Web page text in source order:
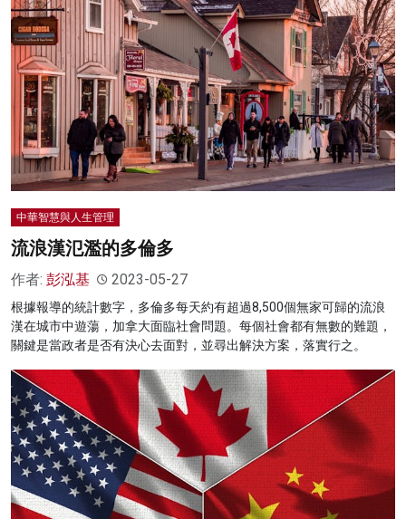
中華智慧與人生管理
流浪漢氾濫的多倫多
作者: 彭泓基 2023-05-27
根據報導的統計數字，多倫多每天約有超過8,500個無家可歸的流浪
漢在城市中遊蕩，加拿大面臨社會問題。每個社會都有無數的難題，
關鍵是當政者是否有決心去面對，並尋出解決方案，落實行之。